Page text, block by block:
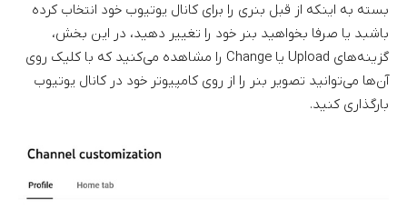
بسته به اینکه از قبل بنری را برای کانال یوتیوب خود انتخاب کرده
باشبد یا صرفا بخواهید بنر خود را تغییر دهید، در این بخش،
گزینه‌های Upload یا Change را مشاهده می‌کنید که با کلیک روی
آن‌ها می‌توانید تصویر بنر را از روی کامپیوتر خود در کانال یوتیوب
بارگذاری کنید.